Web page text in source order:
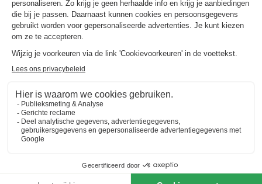
Faciliteiten Vakantiepark Witterzomer
Vakantiepark Witterzomer biedt diverse faciliteiten voor een
sportieve en actieve vakantie. Het verwarmde buitenzwembad
met glijbaan en peuterbad is geopend vanaf Hemelvaartsdag.
Geniet van een potje jeu de boules of maak gebruik van de
volleyballen. Op het vakantiepark kun je ook fietsen, skelters
en karts huren.
Faciliteiten voor kinderen Vakantiepark Witterzomer
verwarmde buitenzwembad met een apart peuterbad. Het